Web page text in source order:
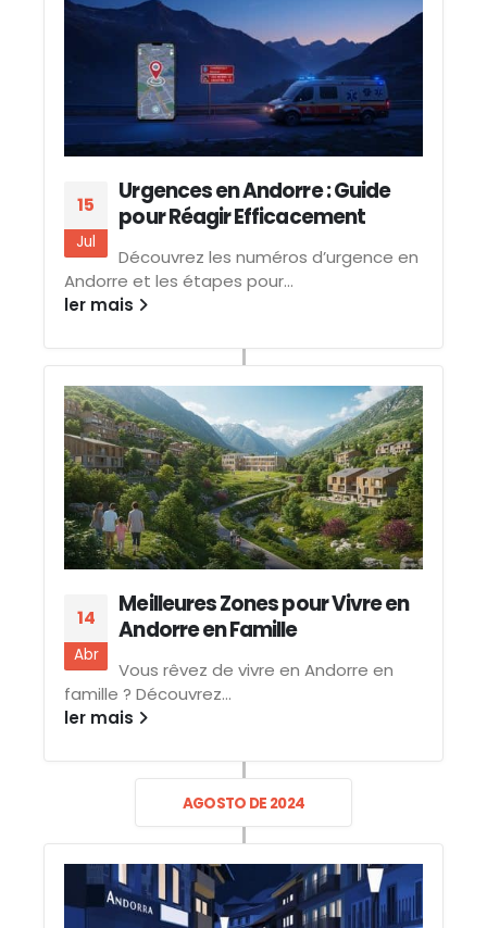
15
Jul
Urgences en Andorre : Guide
pour Réagir Efficacement
Découvrez les numéros d’urgence en
Andorre et les étapes pour...
ler mais
14
Abr
Meilleures Zones pour Vivre en
Andorre en Famille
Vous rêvez de vivre en Andorre en
famille ? Découvrez...
ler mais
AGOSTO DE 2024